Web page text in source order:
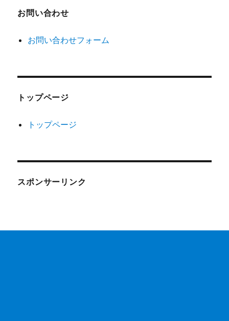
お問い合わせ
お問い合わせフォーム
トップページ
トップページ
スポンサーリンク